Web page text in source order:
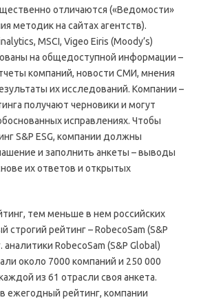
отличаются («Ведомости»
методик на сайтах агентств).
MSCI, Vigeo Eiris (Moody’s)
на общедоступной информации –
компаний, новости СМИ, мнения
их исследований. Компании –
получают черновики и могут
исправлениях. Чтобы
S&P ESG, компании должны
и заполнить анкеты – выводы
их ответов и открытых
тем меньше в нем российских
строгий рейтинг – RobecoSam (S&P
аналитики RobecoSam (S&P Global)
около 7000 компаний и 250 000
из 61 отрасли своя анкета.
ежегодный рейтинг, компании